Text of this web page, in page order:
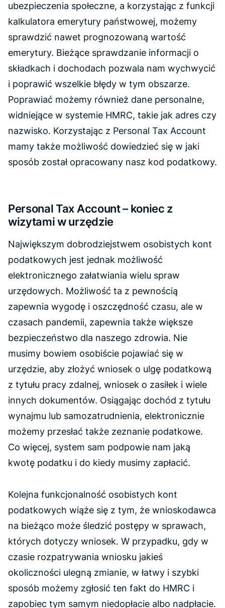
ubezpieczenia społeczne, a korzystając z funkcji
kalkulatora emerytury państwowej, możemy
sprawdzić nawet prognozowaną wartość
emerytury. Bieżące sprawdzanie informacji o
składkach i dochodach pozwala nam wychwycić
i poprawić wszelkie błędy w tym obszarze.
Poprawiać możemy również dane personalne,
widniejące w systemie HMRC, takie jak adres czy
nazwisko. Korzystając z Personal Tax Account
mamy także możliwość dowiedzieć się w jaki
sposób został opracowany nasz kod podatkowy.
Personal Tax Account – koniec z
wizytami w urzędzie
Największym dobrodziejstwem osobistych kont
podatkowych jest jednak możliwość
elektronicznego załatwiania wielu spraw
urzędowych. Możliwość ta z pewnością
zapewnia wygodę i oszczędność czasu, ale w
czasach pandemii, zapewnia także większe
bezpieczeństwo dla naszego zdrowia. Nie
musimy bowiem osobiście pojawiać się w
urzędzie, aby złożyć wniosek o ulgę podatkową
z tytułu pracy zdalnej, wniosek o zasiłek i wiele
innych dokumentów. Osiągając dochód z tytułu
wynajmu lub samozatrudnienia, elektronicznie
możemy przesłać także zeznanie podatkowe.
Co więcej, system sam podpowie nam jaką
kwotę podatku i do kiedy musimy zapłacić.
Kolejna funkcjonalność osobistych kont
podatkowych wiąże się z tym, że wnioskodawca
na bieżąco może śledzić postępy w sprawach,
których dotyczy wniosek. W przypadku, gdy w
czasie rozpatrywania wniosku jakieś
okoliczności ulegną zmianie, w łatwy i szybki
sposób możemy zgłosić ten fakt do HMRC i
zapobiec tym samym niedopłacie albo nadpłacie.